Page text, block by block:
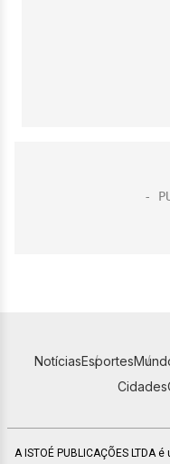
NotíciasEsportes
Cidades
A ISTOÉ PUBLICAÇÕES